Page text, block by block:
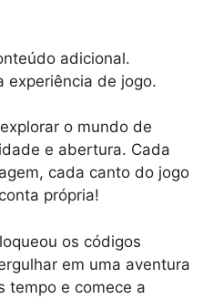
adicional.
experiência de jogo.
o mundo de
e abertura. Cada
cada canto do jogo
própria!
os códigos
em uma aventura
tempo e comece a